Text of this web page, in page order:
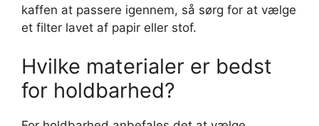
kaffen at passere igennem, så sørg for at vælge
et filter lavet af papir eller stof.
Hvilke materialer er bedst
for holdbarhed?